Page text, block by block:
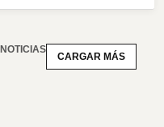
CARGAR MÁS